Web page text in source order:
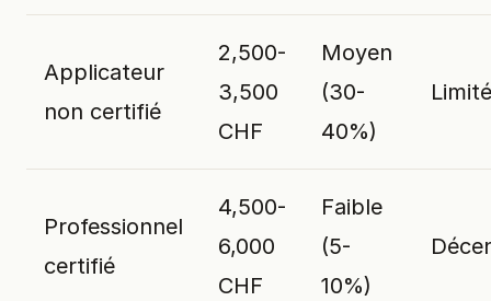
Applicateur
non certifié
2,500-
3,500
CHF
Moyen
(30-
40%)
Professionnel
certifié
4,500-
6,000
CHF
Faible
(5-
10%)